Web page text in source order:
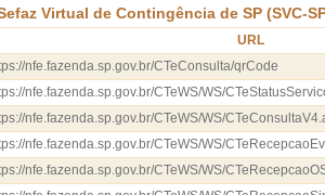
Virtual de Contingência de SP (SVC-
URL
nfe.fazenda.sp.gov.br/CTeConsulta/qrCode
nfe.fazenda.sp.gov.br/CTeWS/WS/
nfe.fazenda.sp.gov.br/CTeWS/WS/
nfe.fazenda.sp.gov.br/CTeWS/WS/
nfe.fazenda.sp.gov.br/CTeWS/WS/